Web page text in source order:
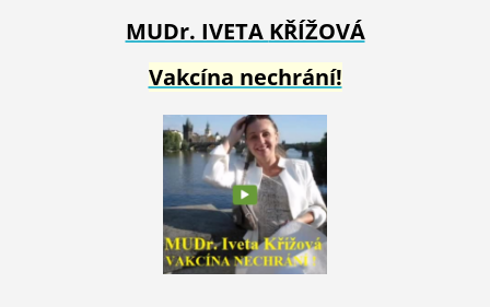
MUDr. IVETA KŘÍŽOVÁ
Vakcína nechrání!